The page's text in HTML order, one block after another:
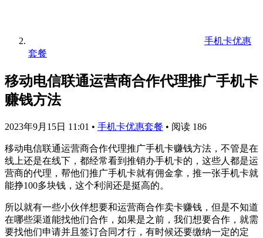
手机卡优惠
套餐
移动电信联通运营商合作代理推广手机卡
赚钱方法
2023年9月15日 11:01 • 手机卡优惠套餐 • 阅读 186
移动电信联通运营商合作代理推广手机卡赚钱方法，不管是在
线上还是在线下，都经常看到推销办手机卡的，这些人都是运
营商的代理，帮他们推广手机卡就有佣金拿，推一张手机卡就
能挣100多块钱，这个利润还是挺高的。
所以就有一些小伙伴想要和运营商合作卖卡赚钱，但是不知道
在哪些渠道能找他们合作，如果是之前，我们想要合作，就需
要找他们申请并且签订合同才行，有时候还要缴纳一定的定